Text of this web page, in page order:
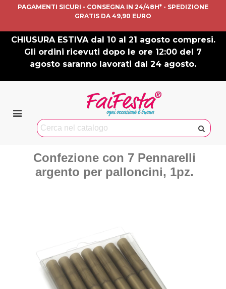
PAGAMENTI SICURI - CONSEGNA IN 24/48H* - SPEDIZIONE
GRATIS DA 49,90 EURO
CHIUSURA ESTIVA dal 10 al 21 agosto compresi.
Gli ordini ricevuti dopo le ore 12:00 del 7
agosto saranno lavorati dal 24 agosto.
Confezione con 7 Pennarelli
argento per palloncini, 1pz.